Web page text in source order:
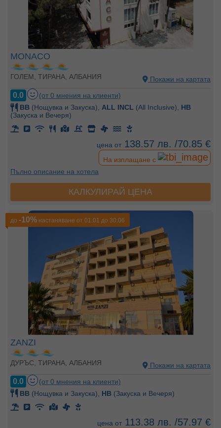
MONACO
ГОЛЕМ, ТИРАНА, АЛБАНИЯ Покажи на картата
0.0
(от 0 мнения на клиенти)
BB (Нощувка и Закуска), ALL INCL (All Inclusive), HB
(Закуска и Вечеря)
цена от 138.57 лв. /70.85 €
На изплащане с
Пълно описание на хотела
КАЛКУЛИРАЙ ЦЕНА
до -10% настаняване от 01.01 до 30.06
ZANZI
ДУРЪС, ТИРАНА, АЛБАНИЯ Покажи на картата
0.0
(от 0 мнения на клиенти)
BB (Нощувка и Закуска), HB (Закуска и Вечеря)
цена от 113.38 лв. /57.97 €